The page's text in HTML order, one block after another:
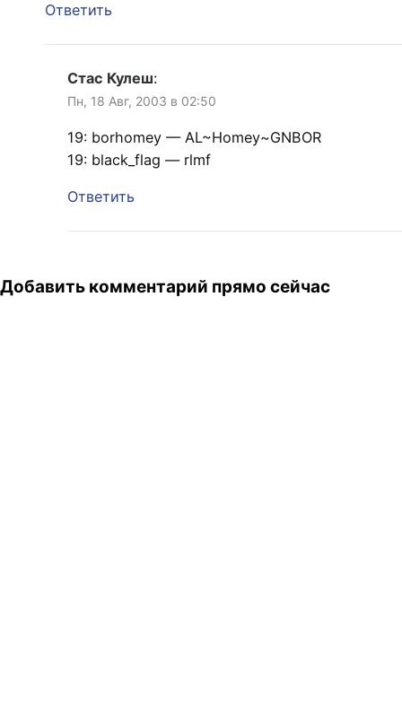
Ответить
Стас Кулеш:
Пн, 18 Авг, 2003 в 02:50
19: borhomey — AL~Homey~GNBOR
19: black_flag — rlmf
Ответить
Добавить комментарий прямо сейчас